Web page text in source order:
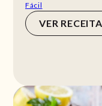
Fácil
VER RECEITA